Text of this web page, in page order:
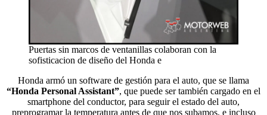
Puertas sin marcos de ventanillas colaboran con la
sofisticacion de diseño del Honda e
Honda armó un software de gestión para el auto, que se llama
“Honda Personal Assistant”, que puede ser también cargado en el
smartphone del conductor, para seguir el estado del auto,
preprogramar la temperatura antes de que nos subamos, e incluso